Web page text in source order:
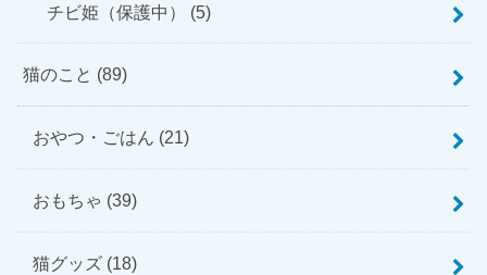
チビ姫（保護中） (5)
猫のこと (89)
おやつ・ごはん (21)
おもちゃ (39)
猫グッズ (18)